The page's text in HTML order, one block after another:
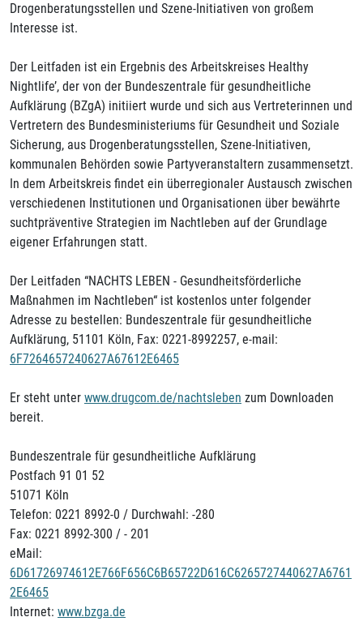
Drogenberatungsstellen und Szene-Initiativen von großem
Interesse ist.
Der Leitfaden ist ein Ergebnis des Arbeitskreises Healthy
Nightlife’, der von der Bundeszentrale für gesundheitliche
Aufklärung (BZgA) initiiert wurde und sich aus Vertreterinnen und
Vertretern des Bundesministeriums für Gesundheit und Soziale
Sicherung, aus Drogenberatungsstellen, Szene-Initiativen,
kommunalen Behörden sowie Partyveranstaltern zusammensetzt.
In dem Arbeitskreis findet ein überregionaler Austausch zwischen
verschiedenen Institutionen und Organisationen über bewährte
suchtpräventive Strategien im Nachtleben auf der Grundlage
eigener Erfahrungen statt.
Der Leitfaden “NACHTS LEBEN - Gesundheitsförderliche
Maßnahmen im Nachtleben“ ist kostenlos unter folgender
Adresse zu bestellen: Bundeszentrale für gesundheitliche
Aufklärung, 51101 Köln, Fax: 0221-8992257, e-mail:
6F7264657240627A67612E6465
Er steht unter www.drugcom.de/nachtsleben zum Downloaden
bereit.
Bundeszentrale für gesundheitliche Aufklärung
Postfach 91 01 52
51071 Köln
Telefon: 0221 8992-0 / Durchwahl: -280
Fax: 0221 8992-300 / - 201
eMail:
6D61726974612E766F656C6B65722D616C6265727440627A6761
2E6465
Internet: www.bzga.de